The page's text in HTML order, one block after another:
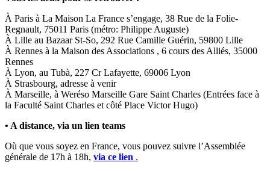
À Paris à La Maison La France s’engage, 38 Rue de la Folie-
Regnault, 75011 Paris (métro: Philippe Auguste)
À Lille au Bazaar St-So, 292 Rue Camille Guérin, 59800 Lille
À Rennes à la Maison des Associations , 6 cours des Alliés, 35000
Rennes
À Lyon, au Tubà, 227 Cr Lafayette, 69006 Lyon
À Strasbourg, adresse à venir
À Marseille, à Weréso Marseille Gare Saint Charles (Entrées face à
la Faculté Saint Charles et côté Place Victor Hugo)
• A distance, via un lien teams
Où que vous soyez en France, vous pouvez suivre l’Assemblée
générale de 17h à 18h, via ce lien .